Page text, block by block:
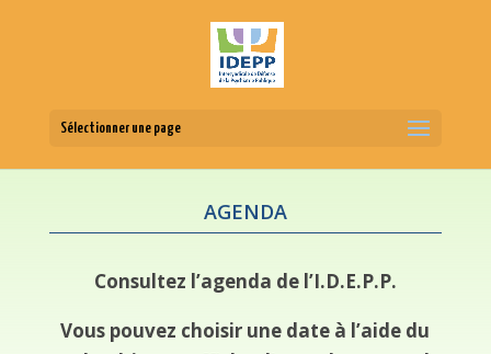
Sélectionner une page
AGENDA
Consultez l’agenda de l’I.D.E.P.P.
Vous pouvez choisir une date à l’aide du